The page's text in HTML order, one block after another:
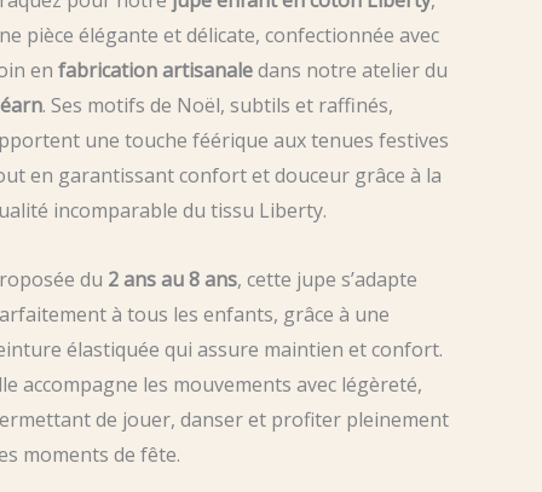
pièce élégante et délicate, confectionnée avec
enfabrication artisanaledans notre atelier du
. Ses motifs de Noël, subtils et raffinés,
une touche féérique aux tenues festives
en garantissant confort et douceur grâce à la
incomparable du tissu Liberty.
du 2 ans au 8 ans, cette jupe s’adapte
à tous les enfants, grâce à une
élastiquée qui assure maintien et confort.
accompagne les mouvements avec légèreté,
de jouer, danser et profiter pleinement
moments de fête.